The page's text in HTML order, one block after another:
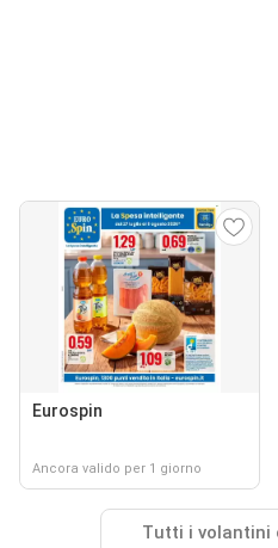
Eurospin
Ancora valido per 1 giorno
Tutti i volantini